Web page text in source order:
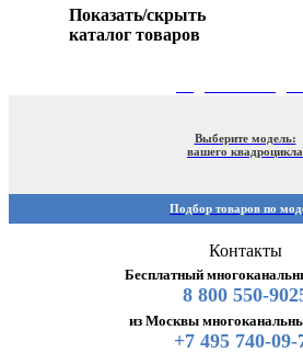
Показать/скрыть
каталог товаров
Выберите модель:
вашего квадроцикла
Подбор товаров по
Контакты
Бесплатный
8 800 550-
из Москвы
+7 495 740-09-